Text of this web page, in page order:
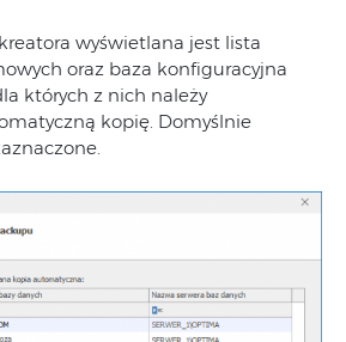
wyświetlana jest lista
oraz baza konfiguracyjna
których z nich należy
kopię. Domyślnie